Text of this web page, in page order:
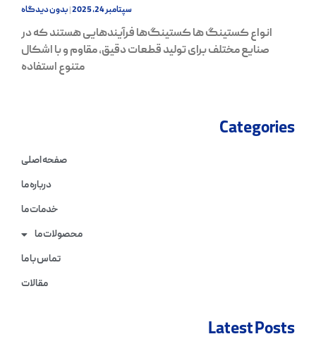
سپتامبر 24, 2025 بدون دیدگاه
انواع کستینگ ها کستینگ‌ها فرآیندهایی هستند که در
صنایع مختلف برای تولید قطعات دقیق، مقاوم و با اشکال
متنوع استفاده
Categories
صفحه اصلی
درباره ما
خدمات ما
محصولات ما
تماس با ما
مقالات
Latest Posts